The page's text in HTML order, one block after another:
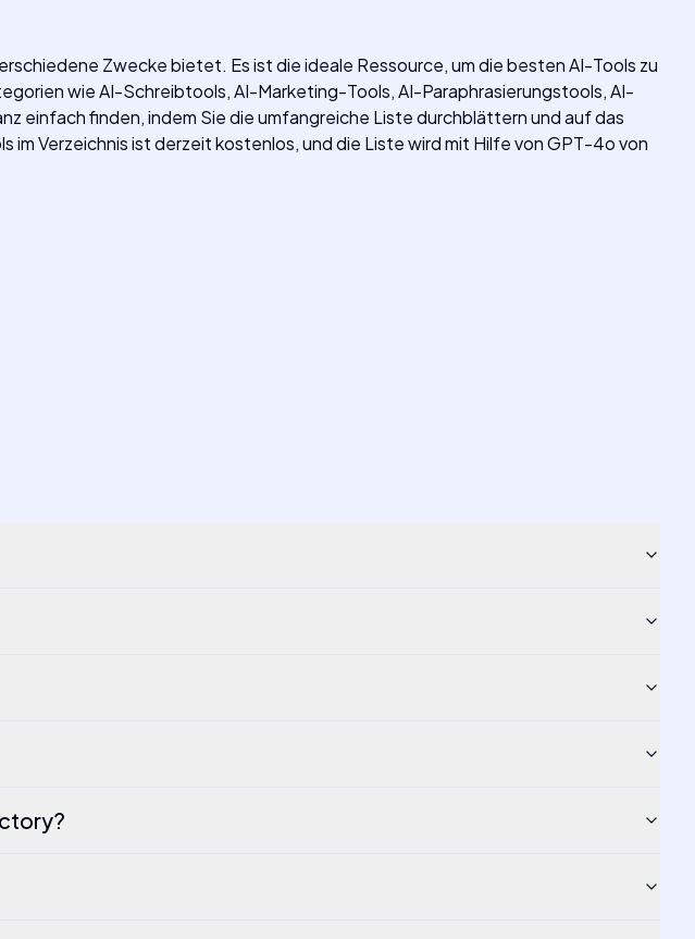
Zwecke bietet. Es ist die ideale Ressource, um die besten AI-Tools zu
wie AI-Schreibtools, AI-Marketing-Tools, AI-Paraphrasierungstools, AI-
einfach finden, indem Sie die umfangreiche Liste durchblättern und auf das
Verzeichnis ist derzeit kostenlos, und die Liste wird mit Hilfe von GPT-4o von